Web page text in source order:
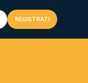
REGISTRATI